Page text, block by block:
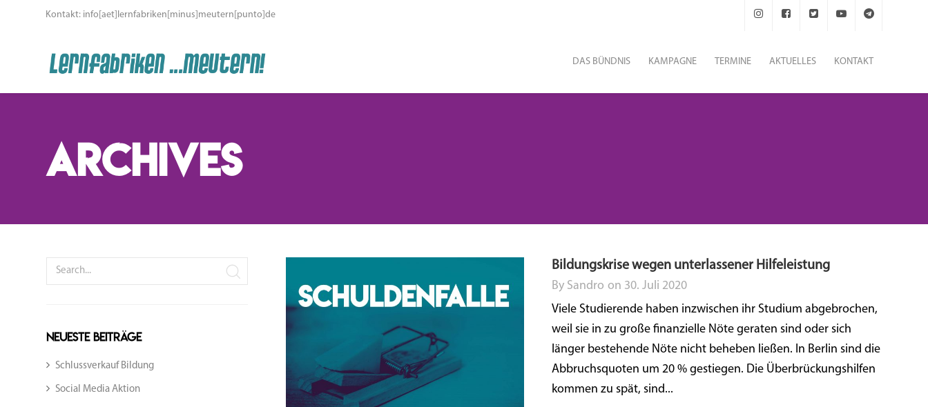
Kontakt: info[aet]lernfabriken[minus]meutern[punto]de
DAS BÜNDNIS KAMPAGNE TERMINE AKTUELLES KONTAKT
Archives
Bildungskrise wegen unterlassener Hilfeleistung
By Sandro on 30. Juli 2020
Viele Studierende haben inzwischen ihr Studium abgebrochen,
weil sie in zu große finanzielle Nöte geraten sind oder sich
länger bestehende Nöte nicht beheben ließen. In Berlin sind die
Abbruchsquoten um 20 % gestiegen. Die Überbrückungshilfen
kommen zu spät, sind...
Neueste Beiträge
Schlussverkauf Bildung
Social Media Aktion